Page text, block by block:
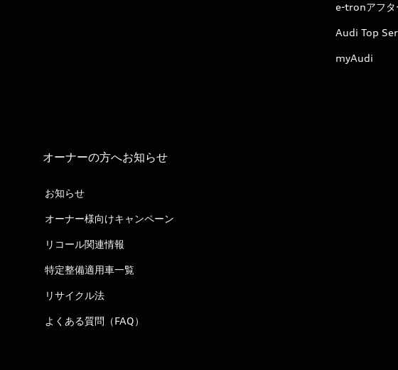
e-tronアフタ
Audi Top
myAudi
オーナーの方へお知らせ
お知らせ
オーナー様向けキャンペーン
リコール関連情報
特定整備適用車一覧
リサイクル法
よくある質問（FAQ）